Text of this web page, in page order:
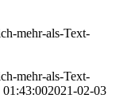
mehr-als-Text-
mehr-als-Text-
01:43:002021-02-03